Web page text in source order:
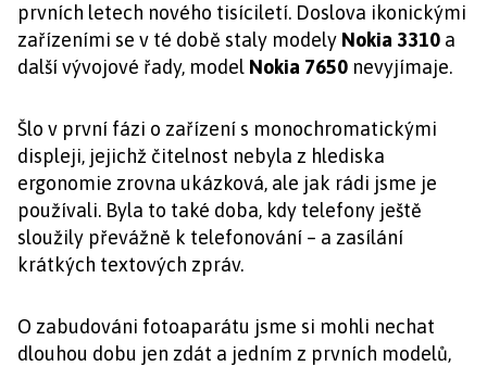
prvních letech nového tisíciletí. Doslova ikonickými
zařízeními se v té době staly modely Nokia 3310 a
další vývojové řady, model Nokia 7650 nevyjímaje.
Šlo v první fázi o zařízení s monochromatickými
displeji, jejichž čitelnost nebyla z hlediska
ergonomie zrovna ukázková, ale jak rádi jsme je
používali. Byla to také doba, kdy telefony ještě
sloužily převážně k telefonování – a zasílání
krátkých textových zpráv.
O zabudováni fotoaparátu jsme si mohli nechat
dlouhou dobu jen zdát a jedním z prvních modelů,